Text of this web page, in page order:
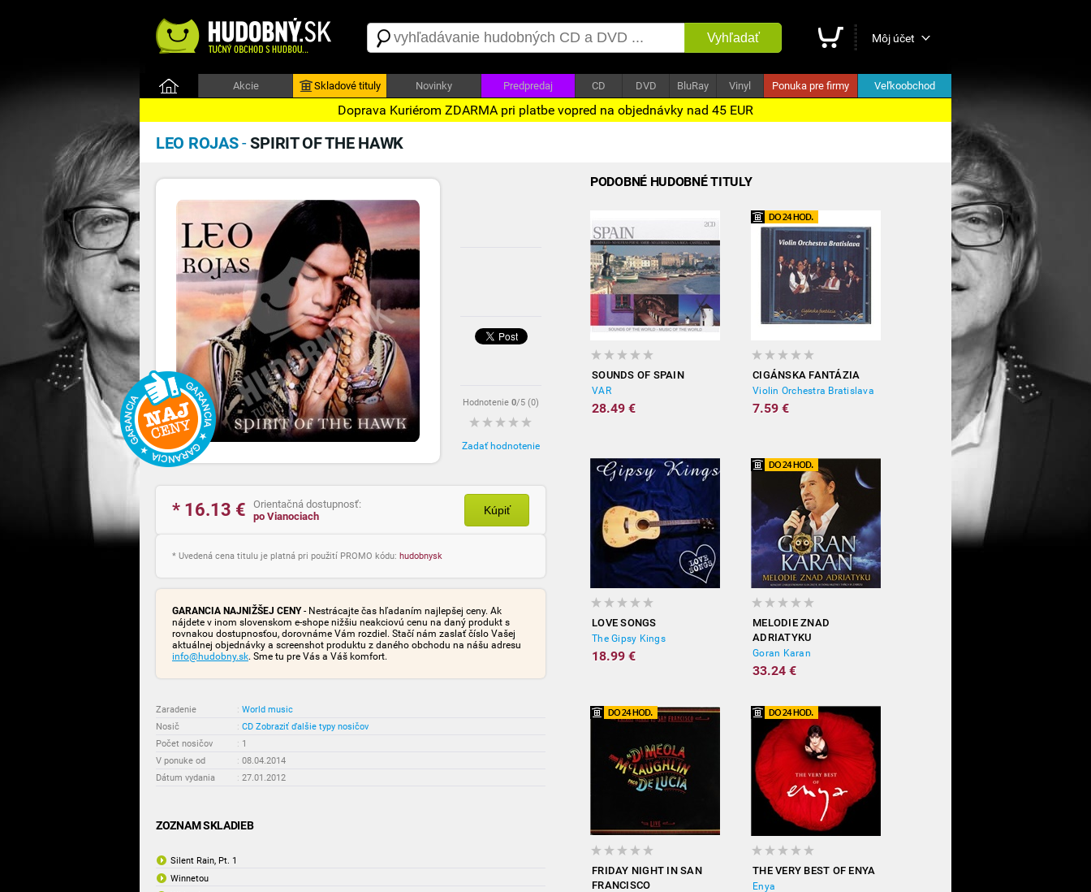
Vyhľadať Môj účet
Akcie Skladové tituly Novinky Predpredaj CD DVD BluRay Vinyl Ponuka pre firmy Veľkoobchod
Doprava Kuriérom ZDARMA pri platbe vopred na objednávky nad 45 EUR
LEO ROJAS-SPIRIT OF THE HAWK
Hodnotenie 0/5 (0)
Zadať hodnotenie
* 16.13 €
Orientačná dostupnosť:
po Vianociach
Kúpiť
* Uvedená cena titulu je platná pri použití PROMO kódu: hudobnysk
GARANCIA NAJNIŽŠEJ CENY- Nestrácajte čas hľadaním najlepšej ceny. Ak
nájdete v inom slovenskom e-shope nižšiu neakciovú cenu na daný produkt s
rovnakou dostupnosťou, dorovnáme Vám rozdiel. Stačí nám zaslať číslo Vašej
aktuálnej objednávky a screenshot produktu z daného obchodu na nášu adresu
info@hudobny.sk. Sme tu pre Vás a Váš komfort.
Zaradenie : World music
Nosič
: CD Zobraziť ďalšie typy nosičov
Počet nosičov
: 1
V ponuke od
: 08.04.2014
Dátum vydania
: 27.01.2012
ZOZNAM SKLADIEB
Silent Rain, Pt. 1
Winnetou
PODOBNÉ HUDOBNÉ TITULY
SOUNDS OF SPAIN
VAR
28.49 €
CIGÁNSKA FANTÁZIA
Violin Orchestra Bratislava
7.59 €
LOVE SONGS
The Gipsy Kings
18.99 €
MELODIE ZNAD
ADRIATYKU
Goran Karan
33.24 €
FRIDAY NIGHT IN SAN
FRANCISCO
THE VERY BEST OF ENYA
Enya